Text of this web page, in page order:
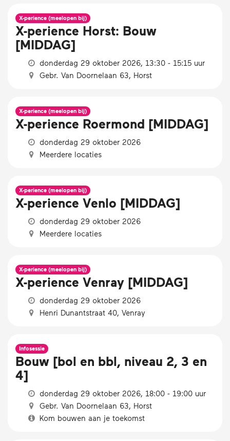
X-perience (meelopen bij)
X-perience Horst: Bouw
[MIDDAG]
donderdag 29 oktober 2026, 13:30 - 15:15 uur
Gebr. Van Doornelaan 63, Horst
X-perience (meelopen bij)
X-perience Roermond [MIDDAG]
donderdag 29 oktober 2026
Meerdere locaties
X-perience (meelopen bij)
X-perience Venlo [MIDDAG]
donderdag 29 oktober 2026
Meerdere locaties
X-perience (meelopen bij)
X-perience Venray [MIDDAG]
donderdag 29 oktober 2026
Henri Dunantstraat 40, Venray
Infosessie
Bouw [bol en bbl, niveau 2, 3 en
4]
donderdag 29 oktober 2026, 18:00 - 19:00 uur
Gebr. Van Doornelaan 63, Horst
Kom bouwen aan je toekomst